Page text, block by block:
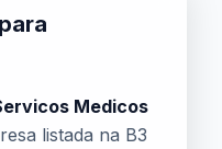
Medicos
listada na B3